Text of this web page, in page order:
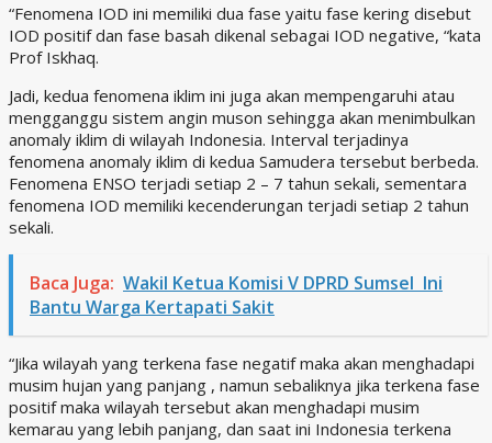
“Fenomena IOD ini memiliki dua fase yaitu fase kering disebut
IOD positif dan fase basah dikenal sebagai IOD negative, “kata
Prof Iskhaq.
Jadi, kedua fenomena iklim ini juga akan mempengaruhi atau
mengganggu sistem angin muson sehingga akan menimbulkan
anomaly iklim di wilayah Indonesia. Interval terjadinya
fenomena anomaly iklim di kedua Samudera tersebut berbeda.
Fenomena ENSO terjadi setiap 2 – 7 tahun sekali, sementara
fenomena IOD memiliki kecenderungan terjadi setiap 2 tahun
sekali.
Baca Juga: Wakil Ketua Komisi V DPRD Sumsel Ini
Bantu Warga Kertapati Sakit
“Jika wilayah yang terkena fase negatif maka akan menghadapi
musim hujan yang panjang , namun sebaliknya jika terkena fase
positif maka wilayah tersebut akan menghadapi musim
kemarau yang lebih panjang, dan saat ini Indonesia terkena